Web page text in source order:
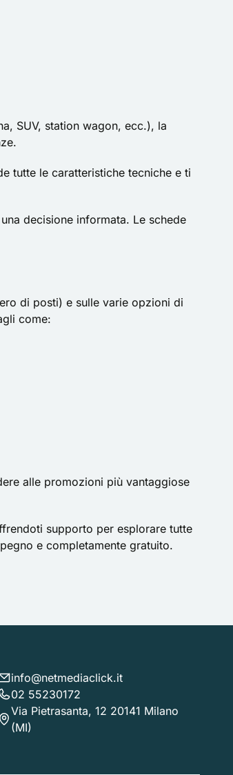
SUV, station wagon, ecc.), la
tutte le caratteristiche tecniche e ti
decisione informata. Le schede
di posti) e sulle varie opzioni di
come:
alle promozioni più vantaggiose
supporto per esplorare tutte
e completamente gratuito.
info@netmediaclick.it
02 55230172
Via Pietrasanta, 12 20141 Milano
(MI)